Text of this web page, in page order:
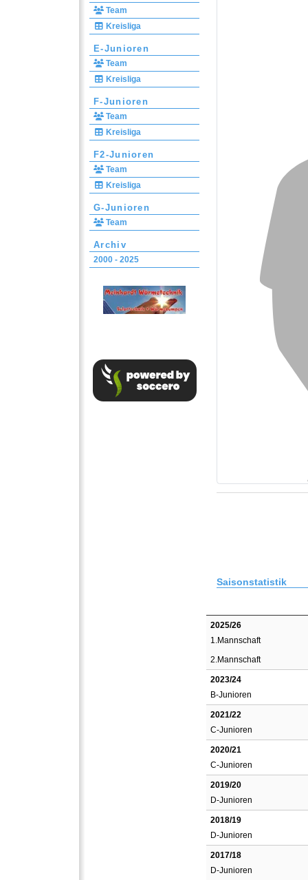
Team
Kreisliga
E-Junioren
Team
Kreisliga
F-Junioren
Team
Kreisliga
F2-Junioren
Team
Kreisliga
G-Junioren
Team
Archiv
2000 - 2025
Saisonstatistik
2025/26
1.Mannschaft
2.Mannschaft
2023/24
B-Junioren
2021/22
C-Junioren
2020/21
C-Junioren
2019/20
D-Junioren
2018/19
D-Junioren
2017/18
D-Junioren